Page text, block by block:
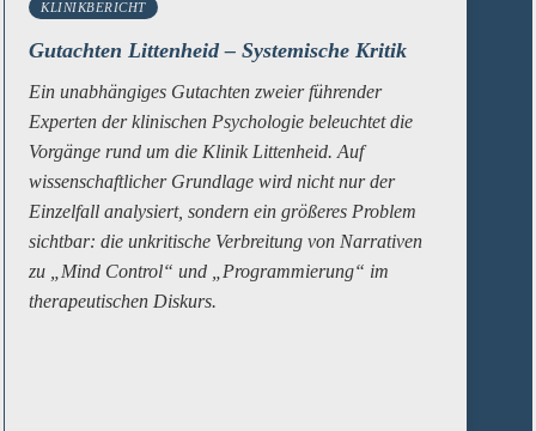
KLINIKBERICHT
Gutachten Littenheid – Systemische Kritik
Ein unabhängiges Gutachten zweier führender
Experten der klinischen Psychologie beleuchtet die
Vorgänge rund um die Klinik Littenheid. Auf
wissenschaftlicher Grundlage wird nicht nur der
Einzelfall analysiert, sondern ein größeres Problem
sichtbar: die unkritische Verbreitung von Narrativen
zu „Mind Control“ und „Programmierung“ im
therapeutischen Diskurs.